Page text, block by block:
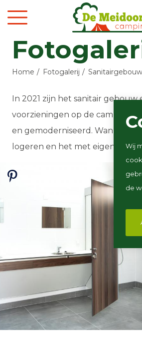
Home Fotogalerij
In 2021 zijn het sanitair gebouw
voorzieningen op de camping
en gemoderniseerd. Wanneer
logeren en het met eigen ogen
Wij
de